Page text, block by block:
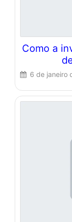
Como a
6 de janeiro